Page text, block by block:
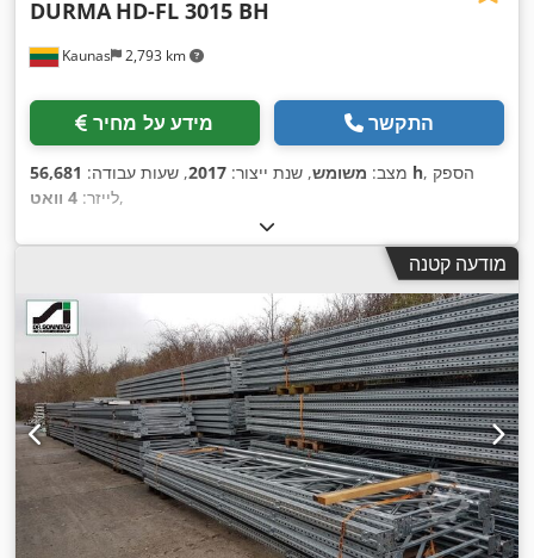
Kaunas 2,793 km
DURMA HD-FL 3015 BH
מידע על מחיר התקשר
מצב: משומש, שנת ייצור: 2017, שעות עבודה: 56,681 h, הספק
לייזר: 4 וואט ,
מודעה קטנה